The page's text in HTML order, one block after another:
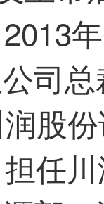
2013
司
股
任